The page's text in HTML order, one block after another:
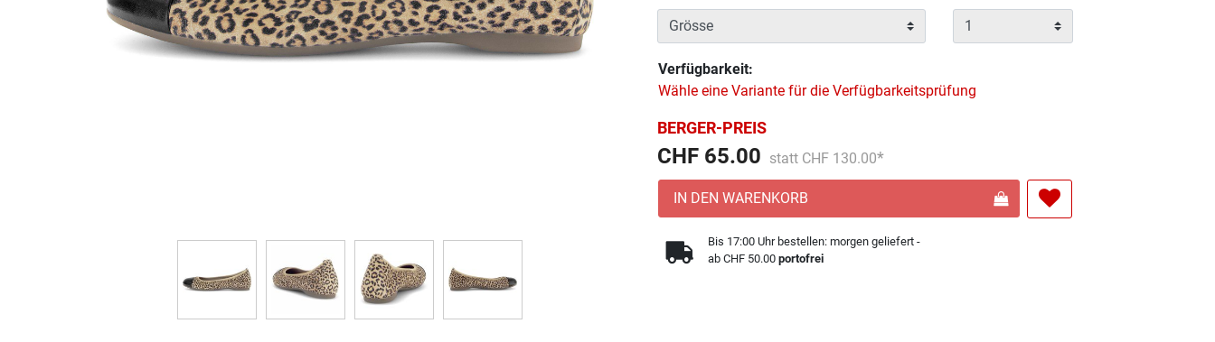
Verfügbarkeit:
Wähle eine Variante für die Verfügbarkeitsprüfung
BERGER-PREIS
CHF 65.00 Preis reduziert von
statt CHF 130.00
An
IN DEN WARENKORB
Bis 17:00 Uhr bestellen: morgen geliefert -
ab CHF 50.00portofrei